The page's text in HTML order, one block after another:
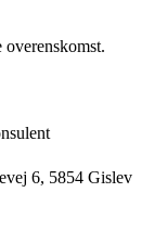
6, 5854 Gislev